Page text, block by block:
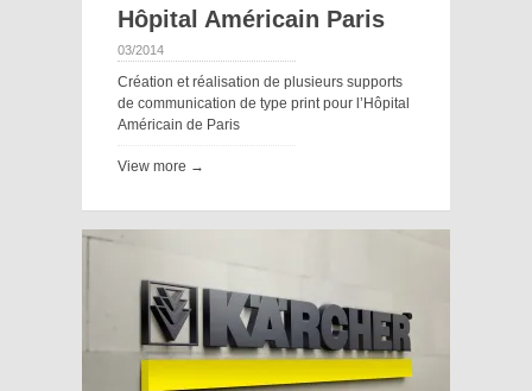
Hôpital Américain Paris
03/2014
Création et réalisation de plusieurs supports
de communication de type print pour l’Hôpital
Américain de Paris
View more →